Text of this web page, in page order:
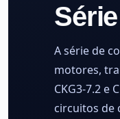
A série de
motores,
CKG3-7.2 e
circuitos de